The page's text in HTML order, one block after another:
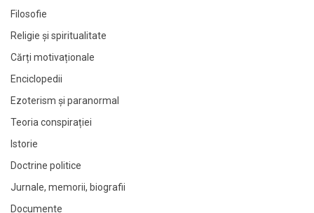
Filosofie
Religie și spiritualitate
Cărți motivaționale
Enciclopedii
Ezoterism și paranormal
Teoria conspirației
Istorie
Doctrine politice
Jurnale, memorii, biografii
Documente